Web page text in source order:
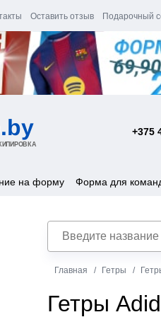
Оставить отзыв Подарочный
+375
на форму Форма для
Главная Гетры
Гетры